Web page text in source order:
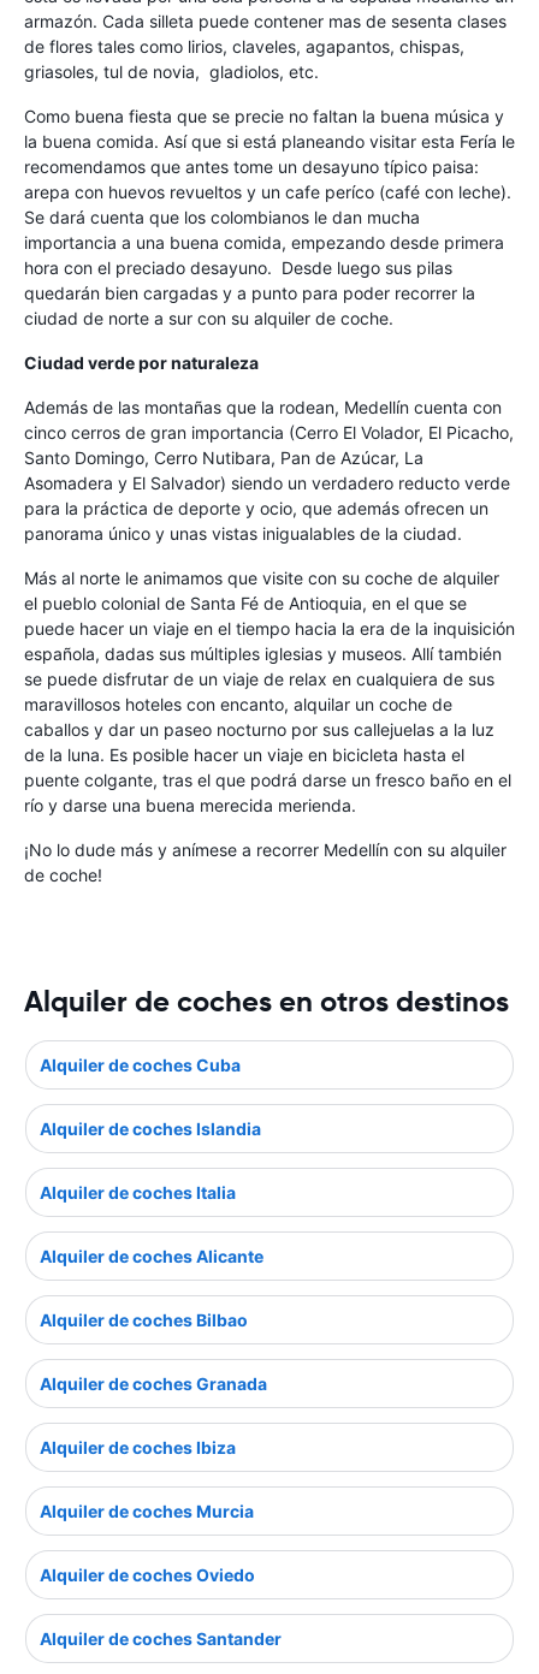
armazón. Cada silleta puede contener mas de sesenta clases
de flores tales como lirios, claveles, agapantos, chispas,
griasoles, tul de novia, gladiolos, etc.
Como buena fiesta que se precie no faltan la buena música y
la buena comida. Así que si está planeando visitar esta Fería le
recomendamos que antes tome un desayuno típico paisa:
arepa con huevos revueltos y un cafe períco (café con leche).
Se dará cuenta que los colombianos le dan mucha
importancia a una buena comida, empezando desde primera
hora con el preciado desayuno. Desde luego sus pilas
quedarán bien cargadas y a punto para poder recorrer la
ciudad de norte a sur con su alquiler de coche.
Ciudad verde por naturaleza
Además de las montañas que la rodean, Medellín cuenta con
cinco cerros de gran importancia (Cerro El Volador, El Picacho,
Santo Domingo, Cerro Nutibara, Pan de Azúcar, La
Asomadera y El Salvador) siendo un verdadero reducto verde
para la práctica de deporte y ocio, que además ofrecen un
panorama único y unas vistas inigualables de la ciudad.
Más al norte le animamos que visite con su coche de alquiler
el pueblo colonial de Santa Fé de Antioquia, en el que se
puede hacer un viaje en el tiempo hacia la era de la inquisición
española, dadas sus múltiples iglesias y museos. Allí también
se puede disfrutar de un viaje de relax en cualquiera de sus
maravillosos hoteles con encanto, alquilar un coche de
caballos y dar un paseo nocturno por sus callejuelas a la luz
de la luna. Es posible hacer un viaje en bicicleta hasta el
puente colgante, tras el que podrá darse un fresco baño en el
río y darse una buena merecida merienda.
¡No lo dude más y anímese a recorrer Medellín con su alquiler
de coche!
Alquiler de coches en otros destinos
Alquiler de coches Cuba
Alquiler de coches Islandia
Alquiler de coches Italia
Alquiler de coches Alicante
Alquiler de coches Bilbao
Alquiler de coches Granada
Alquiler de coches Ibiza
Alquiler de coches Murcia
Alquiler de coches Oviedo
Alquiler de coches Santander